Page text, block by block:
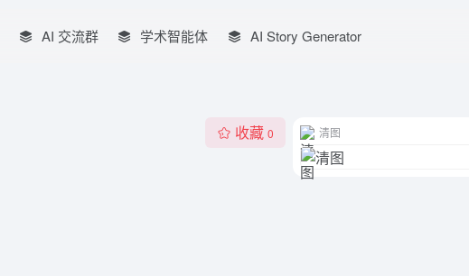
AI 交流群 学术智能体 AI Story Generator
收藏 0 清图